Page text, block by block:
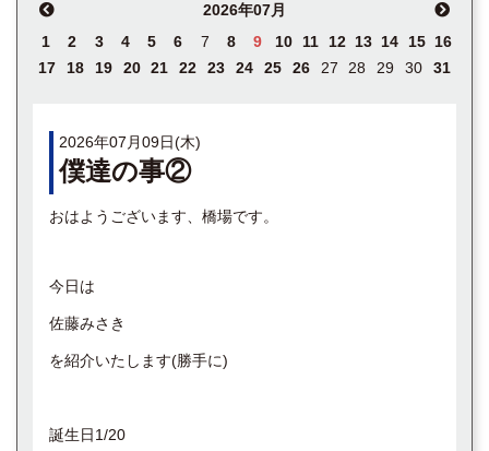
2026年07月
1
2 3 4 5 6 7 8 9 10 11 12 13 14 15 16
17
18 19 20 21 22 23 24 25 26 27 28 29 30 31
2026年07月09日(木)
僕達の事②
おはようございます、橋場です。
今日は
佐藤みさき
を紹介いたします(勝手に)
誕生日1/20